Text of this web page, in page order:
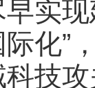
实
化”
技